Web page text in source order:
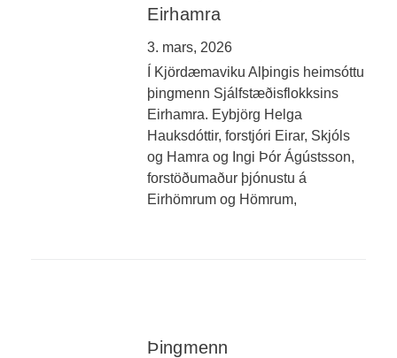
Eirhamra
3. mars, 2026
Í Kjördæmaviku Alþingis heimsóttu
þingmenn Sjálfstæðisflokksins
Eirhamra. Eybjörg Helga
Hauksdóttir, forstjóri Eirar, Skjóls
og Hamra og Ingi Þór Ágústsson,
forstöðumaður þjónustu á
Eirhömrum og Hömrum,
Þingmenn